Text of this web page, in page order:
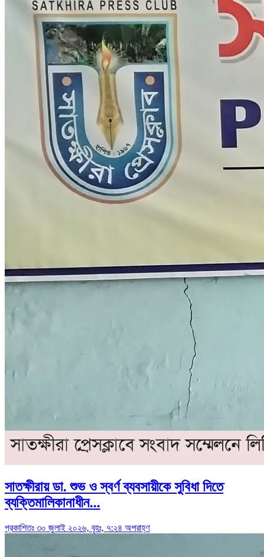
সাতক্ষীরায় ডা. শুভ ও স্বর্ণ ব্যবসায়ীকে সুবিধা দিতে
ব্যক্তিমালিকানাধীন...
প্রকাশিতঃ ৩০ জুলাই ২০২৬, বৃহঃ, ৭:২৪ অপরাহ্ণ